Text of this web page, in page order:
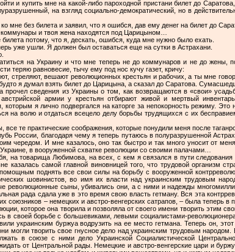
и купить мне на какой-либо пароходной пристани билет до
на взгляд социально-демократический, но в
мне без билета и заявил, что я ошибся, дав ему денег на билет до
и твоя жена находятся под Царицыном…
потому, что я, дескать, ошибся, куда мне нужно было ехать.
уже ушли. Я должен был оставаться еще на сутки в Астрахани.
на Украину и что мне теперь не до коммунаров и не до жены,
теряю равновесие, тычу ему под нос кучу газет, кричу:
стреляют, вешают революционных крестьян и рабочих, а ты мне
я думал взять билет до Царицына, а сказал до Саратова.
прочел сведения из Украины о том, как возвращаются в «свои»
армии у крестьян отбирают живой и мертвый
я лично подвергался на каторге за непокорность режиму.
на волю и отдаться всецело делу борьбы трудящихся с их
те практические соображения, которые понудили меня после
России, благодаря чему я теперь путаюсь в полуразрушенной
чередом. И мне казалось, оно так быстро и так много уносит от
в вооруженной схватке революции со своими палачами…
на товарища Любимова, на всех, с кем я связался в пути
казалась самой главной виновницей того, что трудовой организм
поднять все свои силы на борьбу с вооруженной
шовинистов, во имя их власти над украинским трудовым
сыны, убивались они, а с ними и надежды
рада сдала уже в это время свою власть гетману. Вся эта
союзников – немецких и австро-венгерских сатрапов, – была теперь в
которое она творила и позволяла от своего имени творить этим
в своей борьбе с большевиками, левыми социалистами-
украинским буржуа водрузить на ее место гетмана. Теперь он,
могли творить свое гнусное дело над украинским трудовым народом.
в союзе с ними дело Украинской Социалистической
от Центральной рады. Немецкие и австро-венгерские цари и